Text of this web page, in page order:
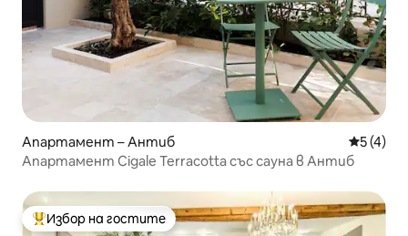
Апартамент – Антиб Средна
5 (4)
Апартамент Cigale Terracotta със сауна в Антиб
Най-популярен избор на гостите
Избор на гостите